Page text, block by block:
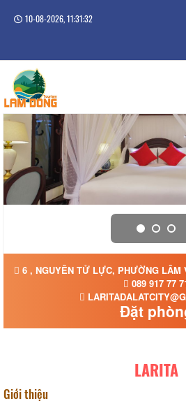
10-08-2026, 11:31:32
6 , NGUYÊN TỬ LỰC, PHƯỜNG
089 917 77
Đặt
LARITA
Giới thiệu